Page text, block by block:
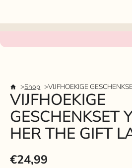
Shop
VIJFHOEKIGE
GESCHENKSET
HER THE GIFT
€24,99